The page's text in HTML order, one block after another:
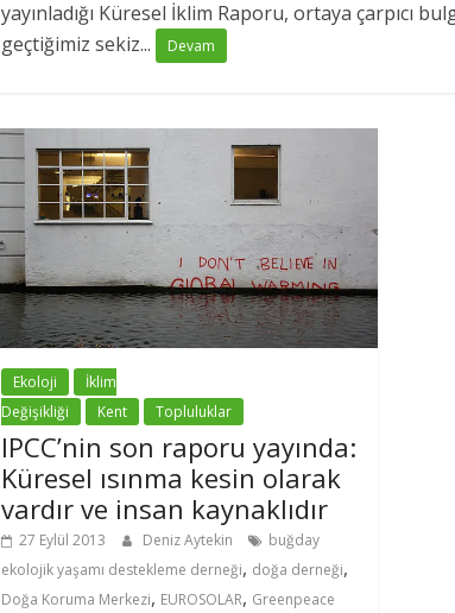
yayınladığı Küresel İklim Raporu, ortaya çarpıcı
geçtiğimiz sekiz...
Devam
Ekoloji
İklim
Değişikliği
Kent Topluluklar
IPCC’nin son raporu yayında:
Küresel ısınma kesin olarak
vardır ve insan kaynaklıdır
27 Eylül 2013 Deniz Aytekin
buğday
ekolojik yaşamı destekleme derneği, doğa derneği,
Doğa Koruma Merkezi, EUROSOLAR, Greenpeace